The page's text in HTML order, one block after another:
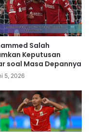
Salah
Keputusan
soal Masa Depannya
5, 2026